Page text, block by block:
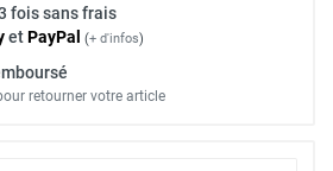
fois sans frais
etPayPal (+ d'infos)
retourner votre article